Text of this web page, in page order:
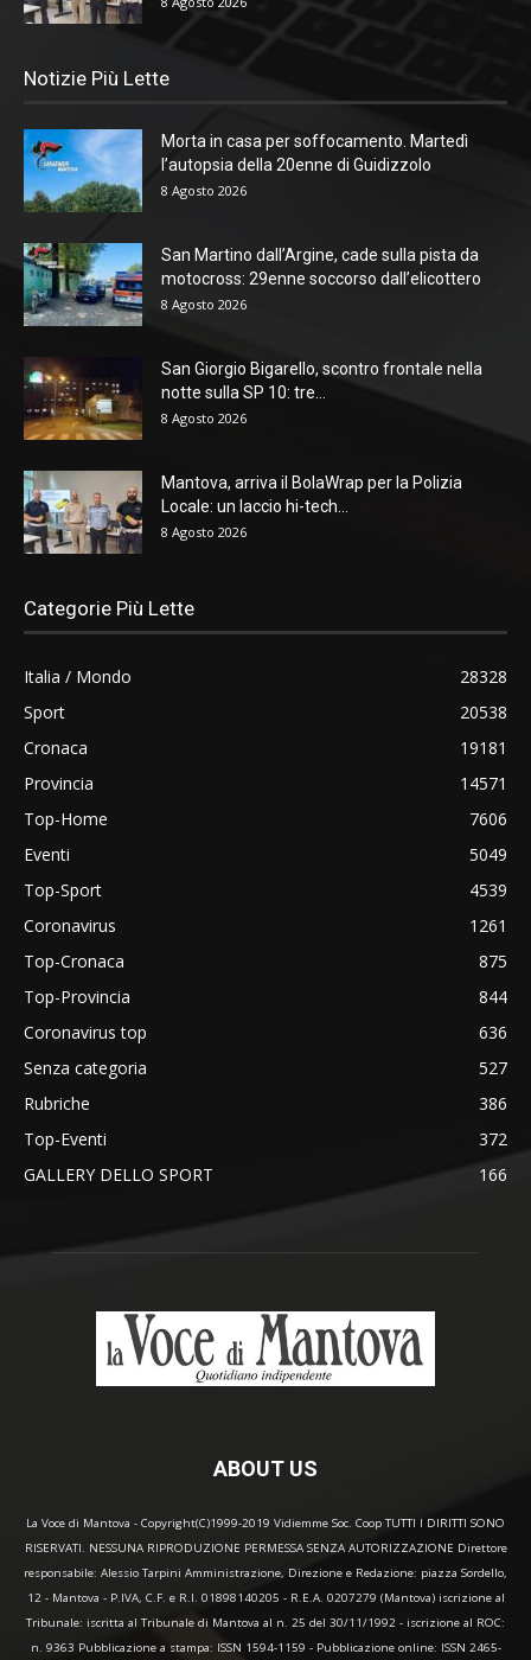
Notizie Più Lette
Morta in casa per soffocamento. Martedì
l’autopsia della 20enne di Guidizzolo
8 Agosto 2026
San Martino dall’Argine, cade sulla pista da
motocross: 29enne soccorso dall’elicottero
8 Agosto 2026
San Giorgio Bigarello, scontro frontale nella
notte sulla SP 10: tre...
8 Agosto 2026
Mantova, arriva il BolaWrap per la Polizia
Locale: un laccio hi-tech...
8 Agosto 2026
Categorie Più Lette
Italia / Mondo
28328
Sport
20538
Cronaca
19181
Provincia
14571
Top-Home
7606
Eventi
5049
Top-Sport
4539
Coronavirus
1261
Top-Cronaca
875
Top-Provincia
844
Coronavirus top
636
Senza categoria
527
Rubriche
386
Top-Eventi
372
GALLERY DELLO SPORT
166
ABOUT US
La Voce di Mantova - Copyright(C)1999-2019 Vidiemme Soc. Coop TUTTI I DIRITTI SONO
RISERVATI. NESSUNA RIPRODUZIONE PERMESSA SENZA AUTORIZZAZIONE Direttore
responsabile: Alessio Tarpini Amministrazione, Direzione e Redazione: piazza Sordello,
12 - Mantova - P.IVA, C.F. e R.I. 01898140205 - R.E.A. 0207279 (Mantova) iscrizione al
Tribunale: iscritta al Tribunale di Mantova al n. 25 del 30/11/1992 - iscrizione al ROC:
n. 9363 Pubblicazione a stampa: ISSN 1594-1159 - Pubblicazione online: ISSN 2465-